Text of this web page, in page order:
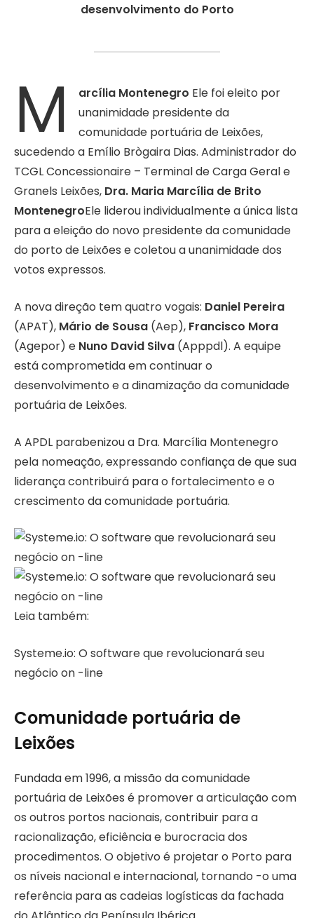
desenvolvimento do Porto
M arcília Montenegro Ele foi eleito por
unanimidade presidente da
comunidade portuária de Leixões,
sucedendo a Emílio Brògaira Dias. Administrador do
TCGL Concessionaire – Terminal de Carga Geral e
Granels Leixões, Dra. Maria Marcília de Brito
MontenegroEle liderou individualmente a única lista
para a eleição do novo presidente da comunidade
do porto de Leixões e coletou a unanimidade dos
votos expressos.
A nova direção tem quatro vogais: Daniel Pereira
(APAT), Mário de Sousa (Aep), Francisco Mora
(Agepor) e Nuno David Silva (Apppdl). A equipe
está comprometida em continuar o
desenvolvimento e a dinamização da comunidade
portuária de Leixões.
A APDL parabenizou a Dra. Marcília Montenegro
pela nomeação, expressando confiança de que sua
liderança contribuirá para o fortalecimento e o
crescimento da comunidade portuária.
Leia também:
Systeme.io: O software que revolucionará seu
negócio on -line
Comunidade portuária de
Leixões
Fundada em 1996, a missão da comunidade
portuária de Leixões é promover a articulação com
os outros portos nacionais, contribuir para a
racionalização, eficiência e burocracia dos
procedimentos. O objetivo é projetar o Porto para
os níveis nacional e internacional, tornando -o uma
referência para as cadeias logísticas da fachada